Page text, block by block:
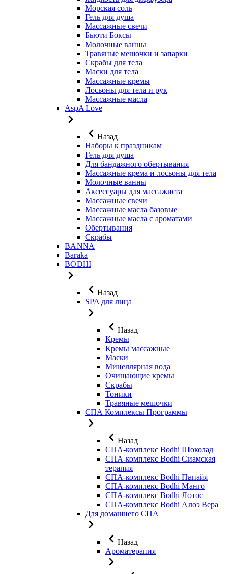
Морская соль
Гель для душа
Массажные свечи
Бьюти Боксы
Молочные ванны
Травяные мешочки и запарки
Скрабы для тела
Маски для тела
Массажные кремы
Лосьоны для тела и рук
Массажные масла
AspA Love
Назад
Наборы к праздникам
Гель для душа
Для бандажного обертывания
Массажные крема и лосьоны для тела
Молочные ванны
Аксессуары для массажиста
Массажные свечи
Массажные масла базовые
Массажные масла с ароматами
Обертывания
Скрабы
BANNA
Baraka
BODHI
Назад
SPA для лица
Назад
Кремы
Кремы массажные
Маски
Мицеллярная вода
Очищающие кремы
Скрабы
Тоники
Травяные мешочки
СПА Комплексы Программы
Назад
СПА-комплекс Bodhi Шоколад
СПА-комплекс Bodhi Сиамская
терапия
СПА-комплекс Bodhi Папайя
СПА-комплекс Bodhi Манго
СПА-комплекс Bodhi Лотос
СПА-комплекс Bodhi Алоэ Вера
Для домашнего СПА
Назад
Ароматерапия